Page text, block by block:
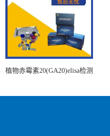
植物赤霉素20(GA20)elisa检测